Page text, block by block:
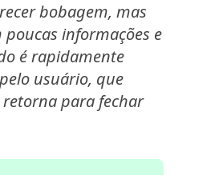
bobagem, mas
poucas informações e
é rapidamente
usuário, que
para fechar